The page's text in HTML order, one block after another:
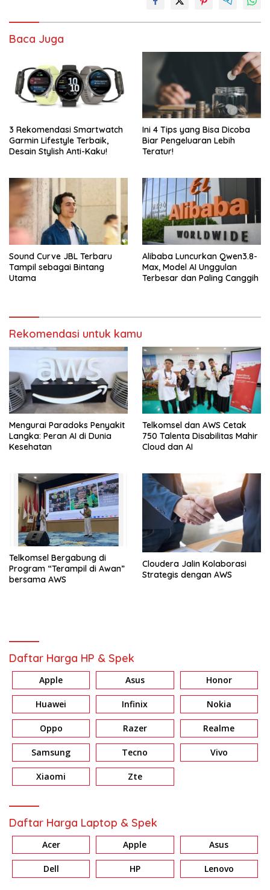
Baca Juga
3 Rekomendasi Smartwatch
Garmin Lifestyle Terbaik,
Desain Stylish Anti-Kaku!
Ini 4 Tips yang Bisa Dicoba
Biar Pengeluaran Lebih
Teratur!
Sound Curve JBL Terbaru
Tampil sebagai Bintang
Utama
Alibaba Luncurkan Qwen3.8-
Max, Model AI Unggulan
Terbesar dan Paling Canggih
Rekomendasi untuk kamu
Mengurai Paradoks Penyakit
Langka: Peran AI di Dunia
Kesehatan
Telkomsel dan AWS Cetak
750 Talenta Disabilitas Mahir
Cloud dan AI
Telkomsel Bergabung di
Program “Terampil di Awan”
bersama AWS
Cloudera Jalin Kolaborasi
Strategis dengan AWS
Daftar Harga HP & Spek
Apple Asus Honor
Huawei Infinix Nokia
Oppo Razer Realme
Samsung Tecno Vivo
Xiaomi Zte
Daftar Harga Laptop & Spek
Acer Apple Asus
Dell HP Lenovo